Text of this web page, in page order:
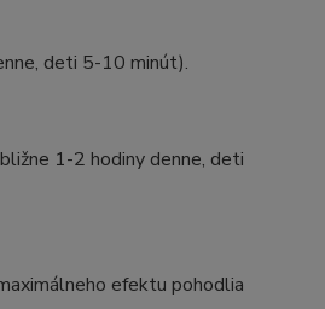
deti 5-10 minút).
1-2 hodiny denne, deti
efektu pohodlia